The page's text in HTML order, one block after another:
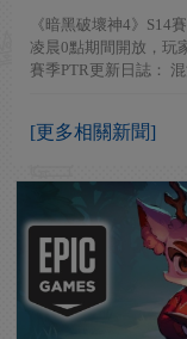
《暗黑破壞神4》S14
凌晨0點期間開放，玩
賽季PTR更新日誌：
[更多相關新聞]